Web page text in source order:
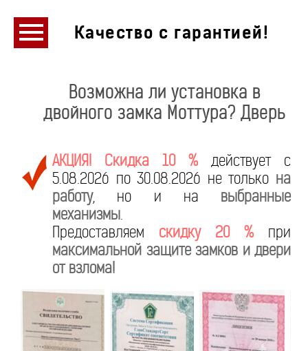
Качество с гарантией!
Возможна ли установка в
двойного замка Моттура? Дверь
АКЦИЯ! Скидка 10 % действует с
5.08.2026 по 30.08.2026 не только на
работу, но и на выбранные
механизмы.
Предоставляем скидку 20 % при
максимальной защите замков и двери
от взлома!